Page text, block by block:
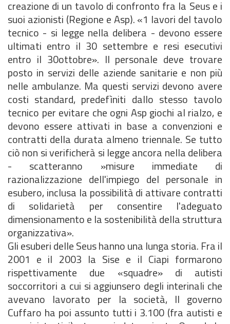
creazione di un tavolo di confronto fra la Seus e i
suoi azionisti (Regione e Asp). «1 lavori del tavolo
tecnico - si legge nella delibera - devono essere
ultimati entro il 30 settembre e resi esecutivi
entro il 30ottobre». Il personale deve trovare
posto in servizi delle aziende sanitarie e non più
nelle ambulanze. Ma questi servizi devono avere
costi standard, predefìniti dallo stesso tavolo
tecnico per evitare che ogni Asp giochi al rialzo, e
devono essere attivati in base a convenzioni e
contratti della durata almeno triennale. Se tutto
ciò non si verificherà si legge ancora nella delibera
- scatteranno »misure immediate di
razionalizzazione dell'impiego del personale in
esubero, inclusa la possibilità di attivare contratti
di solidarietà per consentire l'adeguato
dimensionamento e la sostenibilità della struttura
organizzativa».
Gli esuberi delle Seus hanno una lunga storia. Fra il
2001 e il 2003 la Sise e il Ciapi formarono
rispettivamente due «squadre» di autisti
soccorritori a cui si aggiunsero degli interinali che
avevano lavorato per la società, Il governo
Cuffaro ha poi assunto tutti i 3.100 (fra autisti e